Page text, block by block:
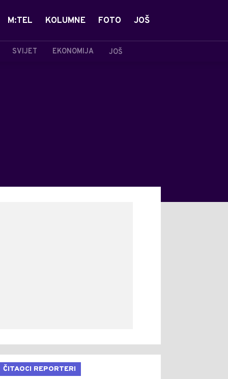
SVIJET EKONOMIJA JOŠ
M:TEL KOLUMNE FOTO JOŠ
ČITAOCI REPORTERI